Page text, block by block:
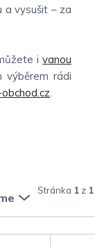
a vysušit – za
ivanou
výběrem rádi
.
Stránka 1 z 1